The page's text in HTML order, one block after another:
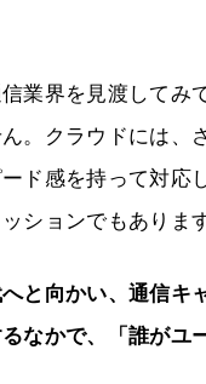
業界を見渡してみ
。クラウドには
ド感を持って対応
ションでもありま
と向かい、通信キ
なかで、「誰が